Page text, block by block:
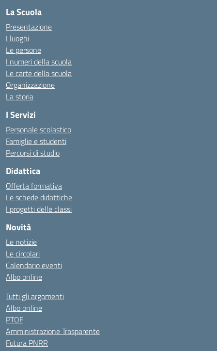
La Scuola
Presentazione
I luoghi
Le persone
I numeri della scuola
Le carte della scuola
Organizzazione
La storia
I Servizi
Personale scolastico
Famiglie e studenti
Percorsi di studio
Didattica
Offerta formativa
Le schede didattiche
I progetti delle classi
Novità
Le notizie
Le circolari
Calendario eventi
Albo online
Tutti gli argomenti
Albo online
PTOF
Amministrazione Trasparente
Futura PNRR